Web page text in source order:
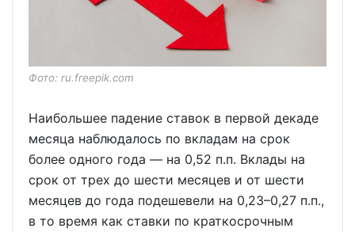
Фото: ru.freepik.com
Наибольшее падение ставок в первой декаде
месяца наблюдалось по вкладам на срок
более одного года — на 0,52 п.п. Вклады на
срок от трех до шести месяцев и от шести
месяцев до года подешевели на 0,23–0,27 п.п.,
в то время как ставки по краткосрочным